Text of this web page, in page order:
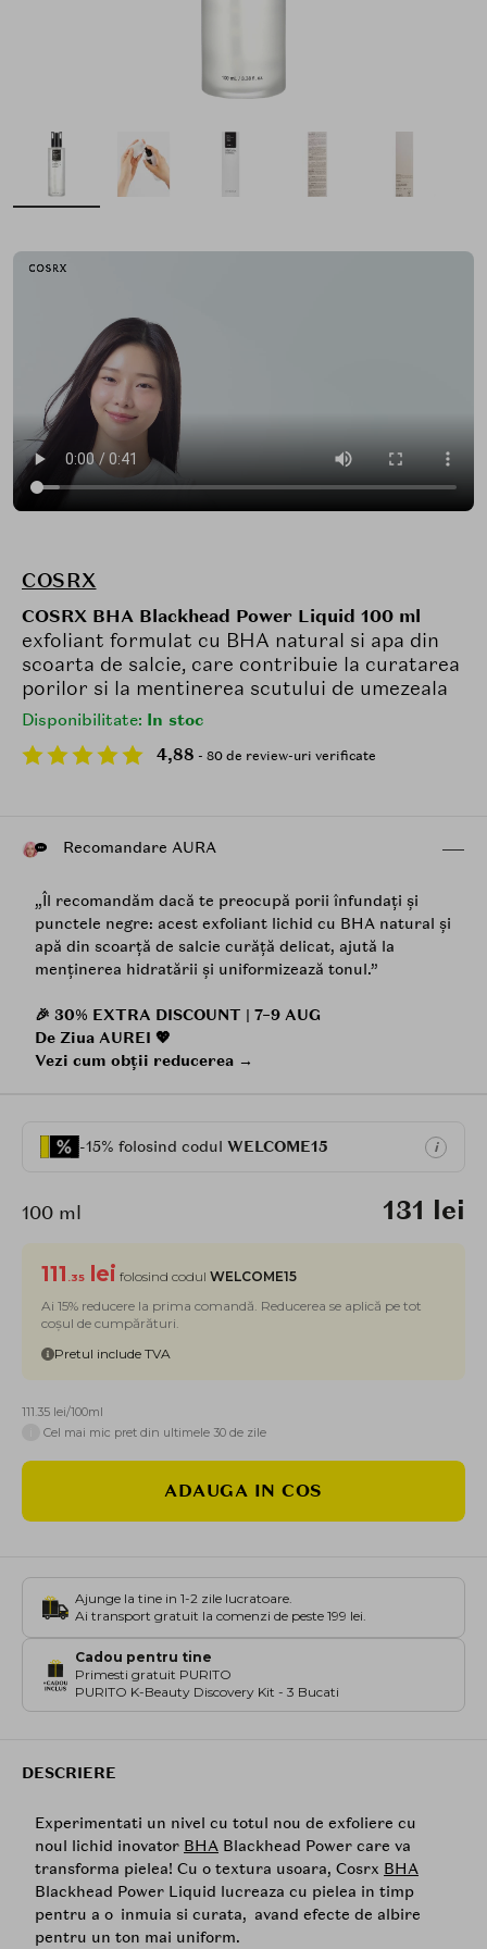
COSRX
COSRX BHA Blackhead Power Liquid 100 ml
exfoliant formulat cu BHA natural si apa din
scoarta de salcie, care contribuie la curatarea
porilor si la mentinerea scutului de umezeala
Disponibilitate: In stoc
4,88 - 80 de review-uri verificate
Recomandare AURA
„Îl recomandăm dacă te preocupă porii înfundați și
punctele negre: acest exfoliant lichid cu BHA natural și
apă din scoarță de salcie curăță delicat, ajută la
menținerea hidratării și uniformizează tonul.”
🎉 30% EXTRA DISCOUNT | 7–9 AUG
De Ziua AUREI 💖
Vezi cum obții reducerea →
-15% folosind codul WELCOME15 i
100 ml 131 lei
111 .35 lei folosind codul WELCOME15
Ai 15% reducere la prima comandă. Reducerea se aplică pe tot
coșul de cumpărături.
Pretul include TVA
111.35 lei/100ml
Cel mai mic pret din ultimele 30 de zile
ADAUGA IN COS
Ajunge la tine in 1-2 zile lucratoare.
Ai transport gratuit la comenzi de peste 199 lei.
Cadou pentru tine
Primesti gratuit PURITO
PURITO K-Beauty Discovery Kit - 3 Bucati
DESCRIERE
Experimentati un nivel cu totul nou de exfoliere cu
noul lichid inovator BHA Blackhead Power care va
transforma pielea! Cu o textura usoara, Cosrx BHA
Blackhead Power Liquid lucreaza cu pielea in timp
pentru a o inmuia si curata, avand efecte de albire
pentru un ton mai uniform.